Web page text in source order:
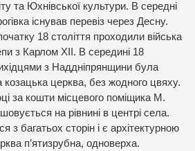
та Юхнівської культури. В середні
існував перевіз через Десну.
18 століття проходили війська
з Карлом ХІІ. В середині 18
з Наддніпрянщини була
козацька церква, без жодного цвяху.
за кошти місцевого поміщика М.
на рівнині в центрі села.
з багатьох сторін і є архітектурною
п’ятизрубна, одноверха.